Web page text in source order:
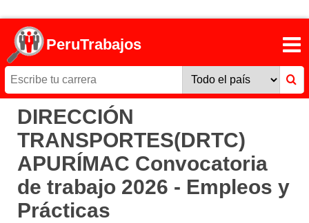
PeruTrabajos
DIRECCIÓN
TRANSPORTES(DRTC)
APURÍMAC Convocatoria
de trabajo 2026 - Empleos y
Prácticas